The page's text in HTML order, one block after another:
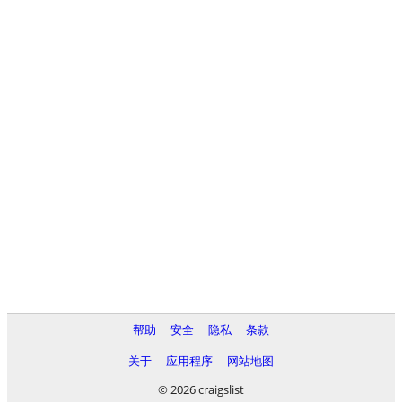
帮助 安全 隐私
条款
关于
应用程序
网站地图
© 2026 craigslist